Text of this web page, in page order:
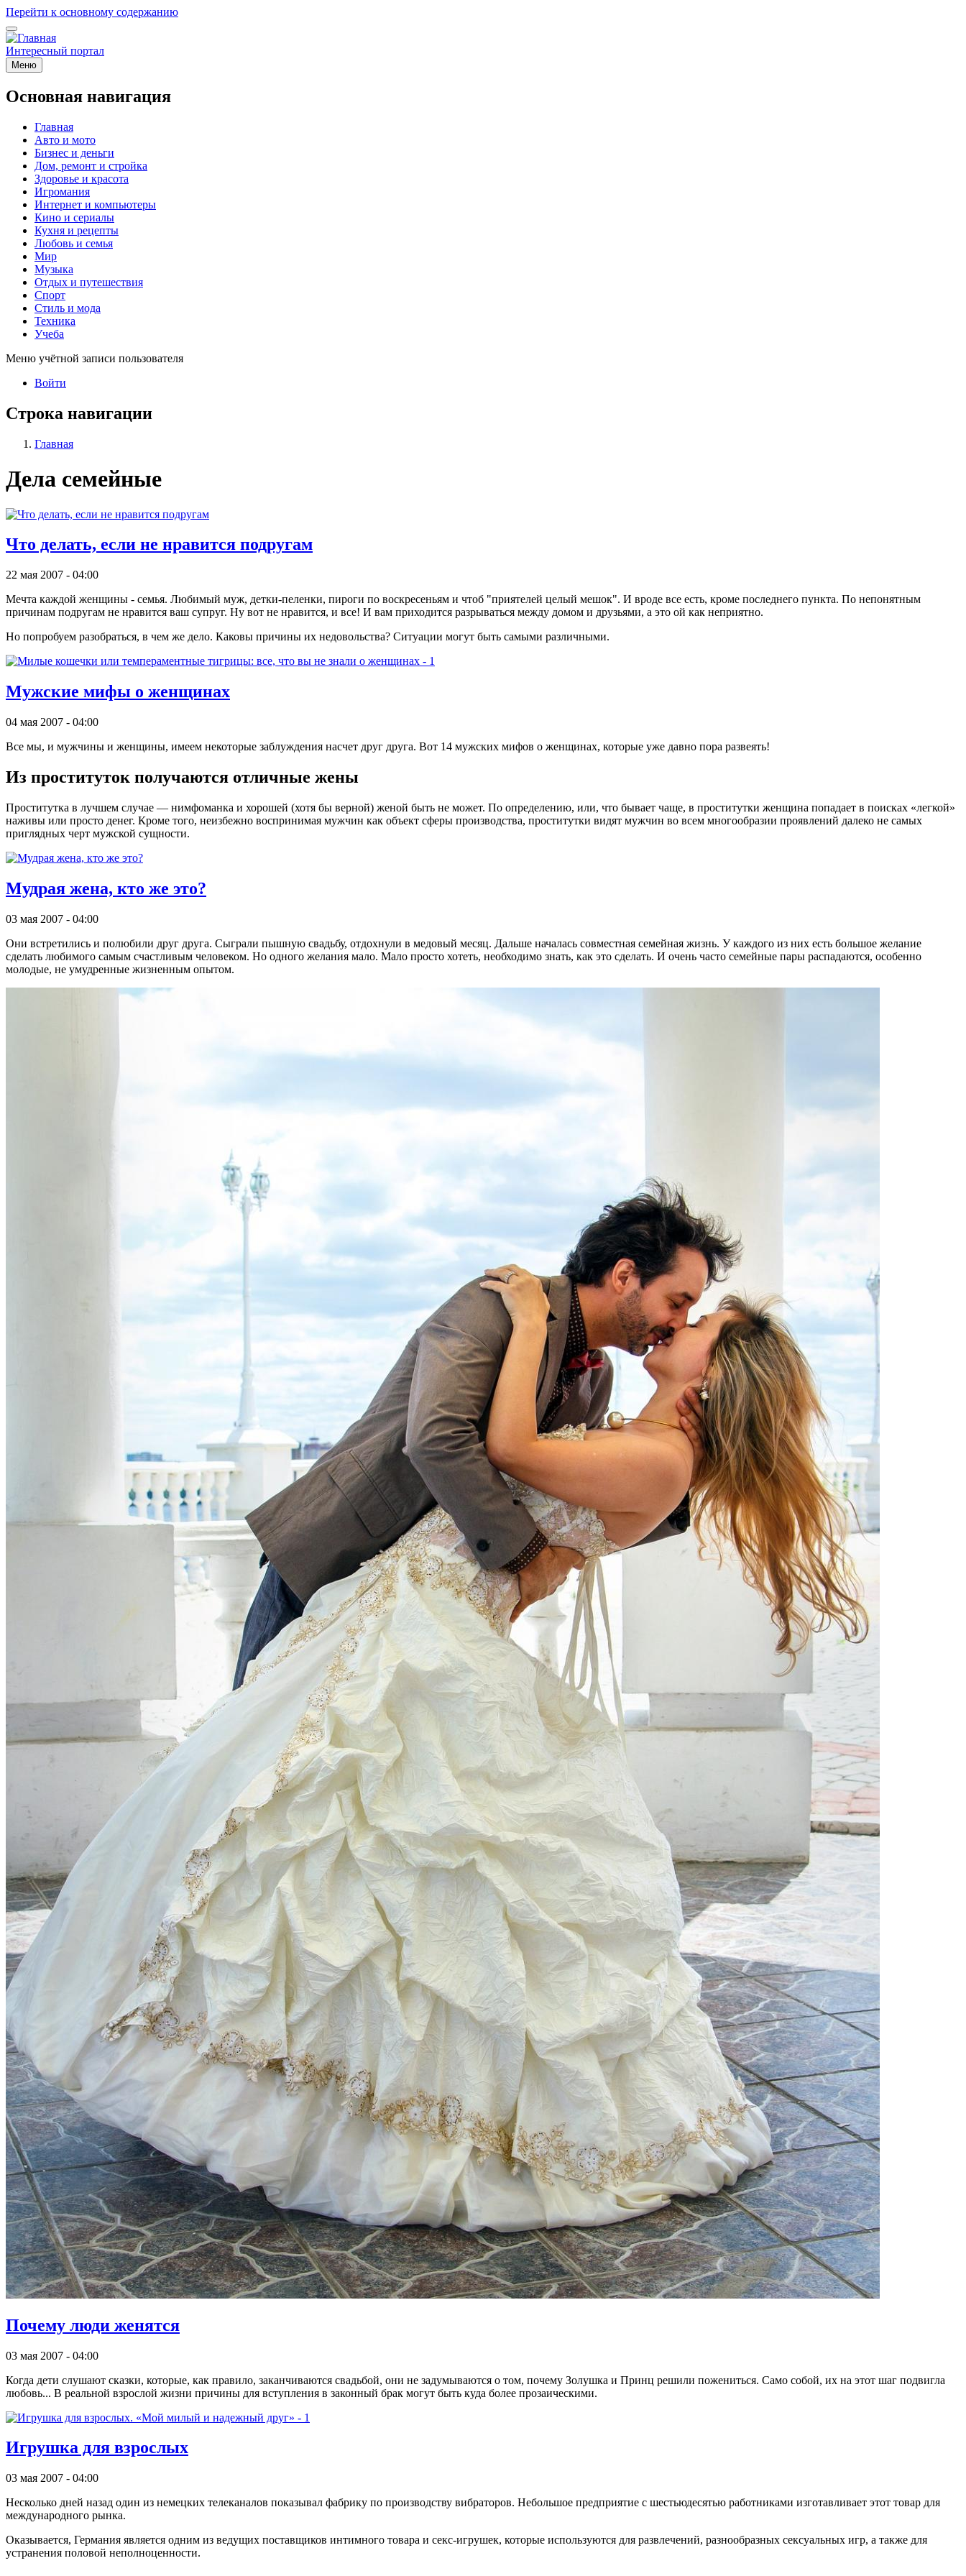
Перейти к основному содержанию
Интересный портал
Меню
Основная навигация
Главная
Авто и мото
Бизнес и деньги
Дом, ремонт и стройка
Здоровье и красота
Игромания
Интернет и компьютеры
Кино и сериалы
Кухня и рецепты
Любовь и семья
Мир
Музыка
Отдых и путешествия
Спорт
Стиль и мода
Техника
Учеба
Меню учётной записи пользователя
Войти
Строка навигации
Главная
Дела семейные
Что делать, если не нравится подругам
22 мая 2007 - 04:00
Мечта каждой женщины - семья. Любимый муж, детки-пеленки, пироги по воскресеньям и чтоб "приятелей целый мешок". И вроде все есть, кроме последнего пункта. По непонятным
причинам подругам не нравится ваш супруг. Ну вот не нравится, и все! И вам приходится разрываться между домом и друзьями, а это ой как неприятно.
Но попробуем разобраться, в чем же дело. Каковы причины их недовольства? Ситуации могут быть самыми различными.
Мужские мифы о женщинах
04 мая 2007 - 04:00
Все мы, и мужчины и женщины, имеем некоторые заблуждения насчет друг друга. Вот 14 мужских мифов о женщинах, которые уже давно пора развеять!
Из проституток получаются отличные жены
Проститутка в лучшем случае — нимфоманка и хорошей (хотя бы верной) женой быть не может. По определению, или, что бывает чаще, в проститутки женщина попадает в поисках «легкой»
наживы или просто денег. Кроме того, неизбежно воспринимая мужчин как объект сферы производства, проститутки видят мужчин во всем многообразии проявлений далеко не самых
приглядных черт мужской сущности.
Мудрая жена, кто же это?
03 мая 2007 - 04:00
Они встретились и полюбили друг друга. Сыграли пышную свадьбу, отдохнули в медовый месяц. Дальше началась совместная семейная жизнь. У каждого из них есть большое желание
сделать любимого самым счастливым человеком. Но одного желания мало. Мало просто хотеть, необходимо знать, как это сделать. И очень часто семейные пары распадаются, особенно
молодые, не умудренные жизненным опытом.
Почему люди женятся
03 мая 2007 - 04:00
Когда дети слушают сказки, которые, как правило, заканчиваются свадьбой, они не задумываются о том, почему Золушка и Принц решили пожениться. Само собой, их на этот шаг подвигла
любовь... В реальной взрослой жизни причины для вступления в законный брак могут быть куда более прозаическими.
Игрушка для взрослых
03 мая 2007 - 04:00
Несколько дней назад один из немецких телеканалов показывал фабрику по производству вибраторов. Небольшое предприятие с шестьюдесятью работниками изготавливает этот товар для
международного рынка.
Оказывается, Германия является одним из ведущих поставщиков интимного товара и секс-игрушек, которые используются для развлечений, разнообразных сексуальных игр, а также для
устранения половой неполноценности.